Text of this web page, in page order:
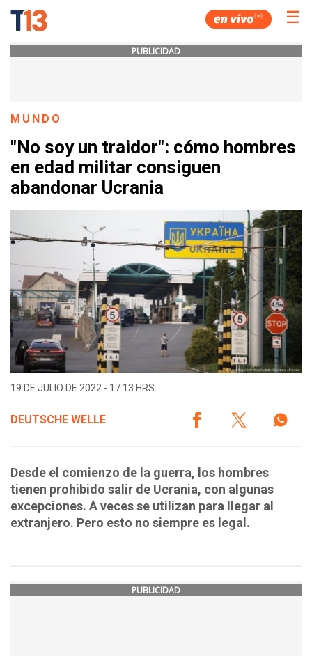
☰
PUBLICIDAD
MUNDO
"No soy un traidor": cómo hombres
en edad militar consiguen
abandonar Ucrania
19 DE JULIO DE 2022 - 17:13 HRS.
DEUTSCHE WELLE
Desde el comienzo de la guerra, los hombres
tienen prohibido salir de Ucrania, con algunas
excepciones. A veces se utilizan para llegar al
extranjero. Pero esto no siempre es legal.
PUBLICIDAD